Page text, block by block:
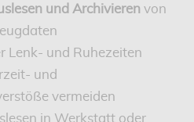
und Archivieren von
Lenk- und Ruhezeiten
und
vermeiden
in Werkstatt oder